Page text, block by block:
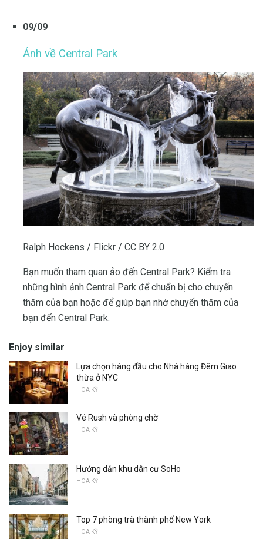
09/09
Ảnh về Central Park
Ralph Hockens / Flickr / CC BY 2.0
Bạn muốn tham quan ảo đến Central Park? Kiểm tra
những hình ảnh Central Park để chuẩn bị cho chuyến
thăm của bạn hoặc để giúp bạn nhớ chuyến thăm của
bạn đến Central Park.
Enjoy similar
Lựa chọn hàng đầu cho Nhà hàng Đêm Giao
thừa ở NYC
HOA KỲ
Vé Rush và phòng chờ
HOA KỲ
Hướng dẫn khu dân cư SoHo
HOA KỲ
Top 7 phòng trà thành phố New York
HOA KỲ